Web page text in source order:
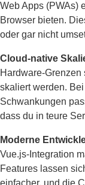
Web Apps (PWAs)
Browser bieten.
oder gar nicht
Cloud-native
Hardware-Grenzen
skaliert werden.
Schwankungen
dass du in teure
Moderne
Vue.js-Integration
Features lassen